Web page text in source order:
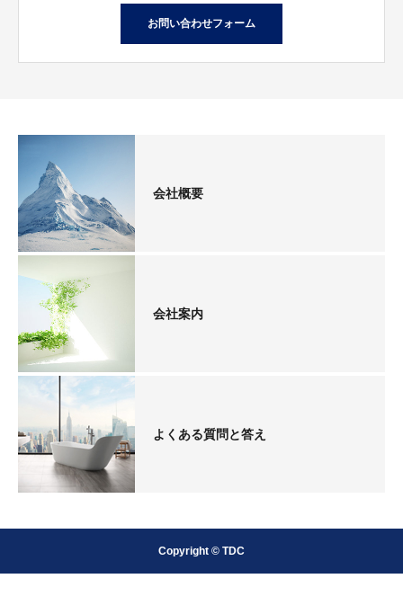
お問い合わせフォーム
会社概要
会社案内
よくある質問と答え
Copyright © TDC